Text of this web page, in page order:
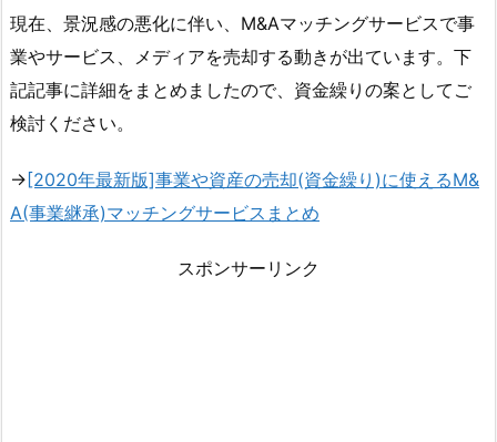
現在、景況感の悪化に伴い、M&Aマッチングサービスで事
業やサービス、メディアを売却する動きが出ています。下
記記事に詳細をまとめましたので、資金繰りの案としてご
検討ください。
→[2020年最新版]事業や資産の売却(資金繰り)に使えるM&
A(事業継承)マッチングサービスまとめ
スポンサーリンク